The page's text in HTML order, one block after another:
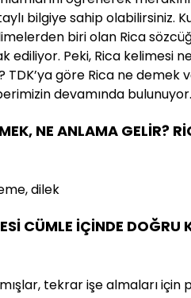
bilgiye sahip olabilirsiniz.
biri olan Rica
ediliyor. Peki, Rica kelimesi
TDK’ya göre Rica ne demek
devamında bulunuyor.
NE ANLAMA GELİR?
dilek
CÜMLE İÇİNDE DOĞRU
tekrar işe almaları